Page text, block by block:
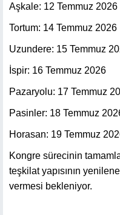
Aşkale: 12 Temmuz 2026
Tortum: 14 Temmuz 2026
Uzundere: 15 Temmuz
İspir: 16 Temmuz 2026
Pazaryolu: 17 Temmuz
Pasinler: 18 Temmuz
Horasan: 19 Temmuz
Kongre sürecinin
teşkilat yapısının
vermesi bekleniyor.